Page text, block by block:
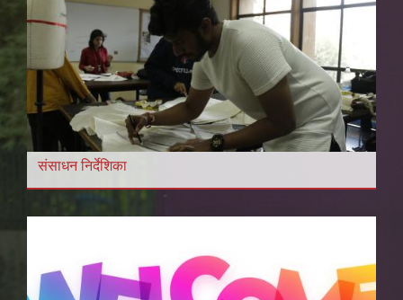
संसाधन निर्देशिका